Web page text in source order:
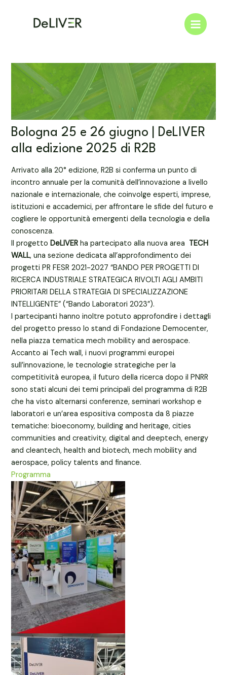
Main
Menu
Bologna 25 e 26 giugno | DeLIVER
alla edizione 2025 di R2B
Arrivato alla 20° edizione, R2B si conferma un punto di
incontro annuale per la comunità dell’innovazione a livello
nazionale e internazionale, che coinvolge esperti, imprese,
istituzioni e accademici, per affrontare le sfide del futuro e
cogliere le opportunità emergenti della tecnologia e della
conoscenza.
Il progettoDeLIVERha partecipato alla nuova area TECH
WALL, una sezione dedicata all’approfondimento dei
progetti PR FESR 2021-2027 “BANDO PER PROGETTI DI
RICERCA INDUSTRIALE STRATEGICA RIVOLTI AGLI AMBITI
PRIORITARI DELLA STRATEGIA DI SPECIALIZZAZIONE
INTELLIGENTE” (“Bando Laboratori 2023”).
I partecipanti hanno inoltre potuto approfondire i dettagli
del progetto presso lo stand di Fondazione Democenter,
nella piazza tematica mech mobility and aerospace.
Accanto ai Tech wall, i nuovi programmi europei
sull’innovazione, le tecnologie strategiche per la
competitività europea, il futuro della ricerca dopo il PNRR
sono stati alcuni dei temi principali del programma di R2B
che ha visto alternarsi conferenze, seminari workshop e
laboratori e un’area espositiva composta da 8 piazze
tematiche: bioeconomy, building and heritage, cities
communities and creativity, digital and deeptech, energy
and cleantech, health and biotech, mech mobility and
aerospace, policy talents and finance.
Programma